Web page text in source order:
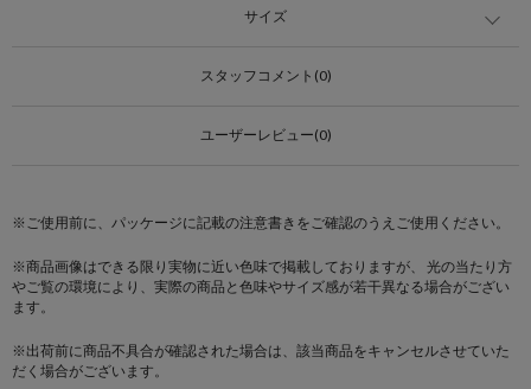
サイズ
スタッフコメント(0)
ユーザーレビュー(0)
※ご使用前に、パッケージに記載の注意書きをご確認のうえご使用ください。
※商品画像はできる限り実物に近い色味で掲載しておりますが、 光の当たり方
やご覧の環境により、実際の商品と色味やサイズ感が若干異なる場合がござい
ます。
※出荷前に商品不具合が確認された場合は、該当商品をキャンセルさせていた
だく場合がございます。